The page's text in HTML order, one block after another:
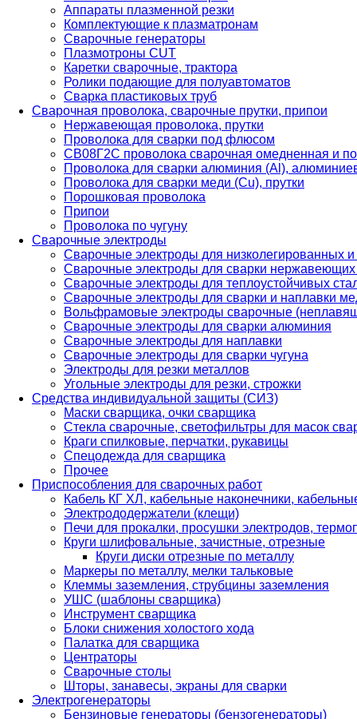
Аппараты плазменной резки
Комплектующие к плазматронам
Сварочные генераторы
Плазмотроны CUT
Каретки сварочные, трактора
Ролики подающие для полуавтоматов
Сварка пластиковых труб
Сварочная проволока, сварочные прутки, припои
Нержавеющая проволока, прутки
Проволока для сварки под флюсом
СВ08Г2С проволока сварочная омедненная и
Проволока для сварки алюминия (Al),
Проволока для сварки меди (Cu), прутки
Порошковая проволока
Припои
Проволока по чугуну
Сварочные электроды
Сварочные электроды для низколегированных и
Сварочные электроды для сварки
Сварочные электроды для теплоустойчивых
Сварочные электроды для сварки и наплавки
Вольфрамовые электроды сварочные
Сварочные электроды для сварки алюминия
Сварочные электроды для наплавки
Сварочные электроды для сварки чугуна
Электроды для резки металлов
Угольные электроды для резки, строжки
Средства индивидуальной защиты (СИЗ)
Маски сварщика, очки сварщика
Стекла сварочные, светофильтры для масок
Краги спилковые, перчатки, рукавицы
Спецодежда для сварщика
Прочее
Приспособления для сварочных работ
Кабель КГ ХЛ, кабельные наконечники,
Электрододержатели (клещи)
Печи для прокалки, просушки электродов,
Круги шлифовальные, зачистные, отрезные
Круги диски отрезные по металлу
Маркеры по металлу, мелки тальковые
Клеммы заземления, струбцины заземления
УШС (шаблоны сварщика)
Инструмент сварщика
Блоки снижения холостого хода
Палатка для сварщика
Центраторы
Сварочные столы
Шторы, занавесы, экраны для сварки
Электрогенераторы
Бензиновые генераторы (бензогенераторы)